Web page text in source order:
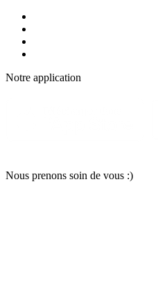
Notre application
Nous prenons soin de vous :)